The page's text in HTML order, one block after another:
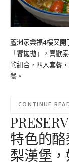
蘆洲家樂福4樓又開
「饗拋拋」，喜歡
的組合，四人套餐
餐。
CONTINUE
特色的
梨漢堡